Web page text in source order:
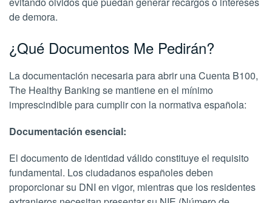
de demora.
¿Qué Documentos Me Pedirán?
La documentación necesaria para abrir una Cuenta B100,
The Healthy Banking se mantiene en el mínimo
imprescindible para cumplir con la normativa española:
Documentación esencial:
El documento de identidad válido constituye el requisito
fundamental. Los ciudadanos españoles deben
proporcionar su DNI en vigor, mientras que los residentes